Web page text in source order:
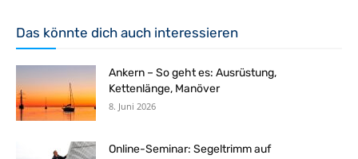
Das könnte dich auch interessieren
Ankern – So geht es: Ausrüstung,
Kettenlänge, Manöver
8. Juni 2026
Online-Seminar: Segeltrimm auf